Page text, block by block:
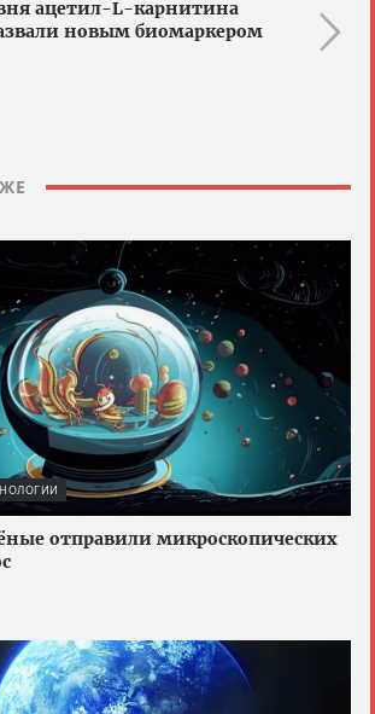
ацетил-L-карнитина
новым биомаркером
отправили микроскопических